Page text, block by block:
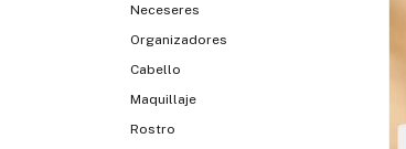
Neceseres
Organizadores
Cabello
Maquillaje
Rostro